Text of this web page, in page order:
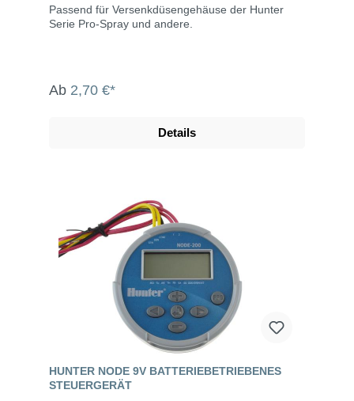
Passend für Versenkdüsengehäuse der Hunter
Serie Pro-Spray und andere.
Ab 2,70 €*
Details
HUNTER NODE 9V BATTERIEBETRIEBENES
STEUERGERÄT